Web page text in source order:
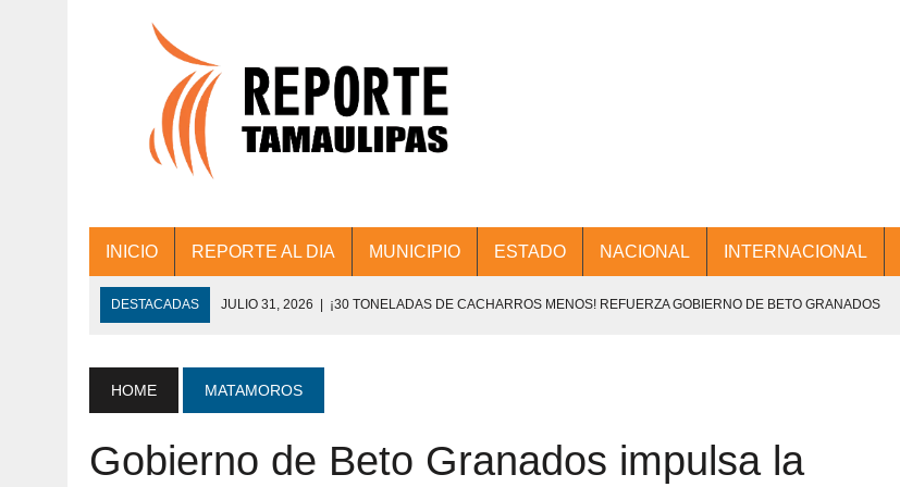
INICIO REPORTE AL DIA MUNICIPIO ESTADO NACIONAL INTERNACIONAL
DESTACADAS JULIO 31, 2026 | ¡30 TONELADAS DE CACHARROS MENOS! REFUERZA GOBIERNO DE BETO GRANADOS
JULIO 30, 2026 | 💧🚰 ¡AGUA PARA LA COMUNIDAD!
JULIO 30, 2026 ¡TRABAJO EN EQUIPO Y RESULTADOS! ENCABEZA BETO GRANADOS MESA DE TRABAJO CON PRESIDENTES
HOME MATAMOROS
Gobierno de Beto Granados impulsa la